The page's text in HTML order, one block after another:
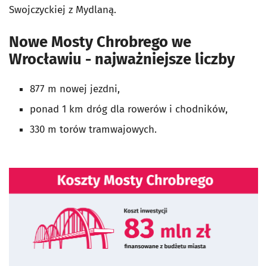
Swojczyckiej z Mydlaną.
Nowe Mosty Chrobrego we
Wrocławiu - najważniejsze liczby
877 m nowej jezdni,
ponad 1 km dróg dla rowerów i chodników,
330 m torów tramwajowych.